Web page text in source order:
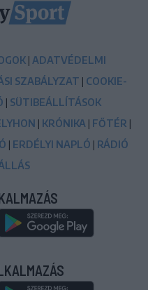
| ADATVÉDELMI
SZABÁLYZAT | COOKIE-
| SÜTIBEÁLLÍTÁSOK
| KRÓNIKA | FŐTÉR |
| ERDÉLYI NAPLÓ | RÁDIÓ